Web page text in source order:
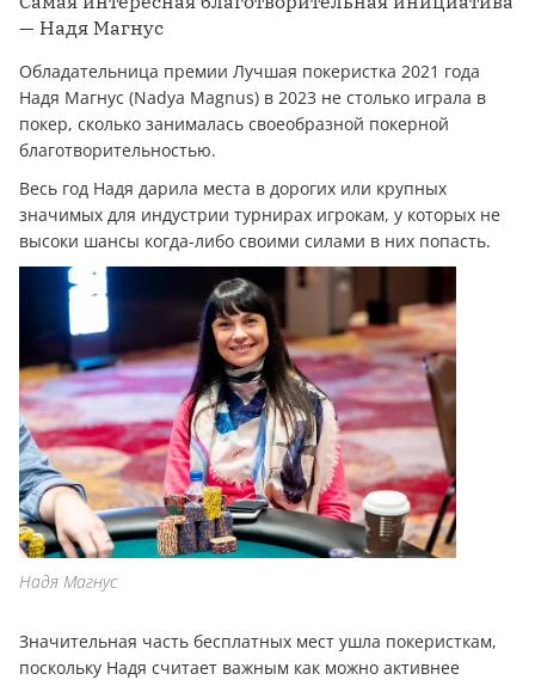
— Надя Магнус
Обладательница премии Лучшая покеристка 2021 года
Надя Магнус (Nadya Magnus) в 2023 не столько играла в
покер, сколько занималась своеобразной покерной
благотворительностью.
Весь год Надя дарила места в дорогих или крупных
значимых для индустрии турнирах игрокам, у которых не
высоки шансы когда-либо своими силами в них попасть.
Надя Магнус
Значительная часть бесплатных мест ушла покеристкам,
поскольку Надя считает важным как можно активнее